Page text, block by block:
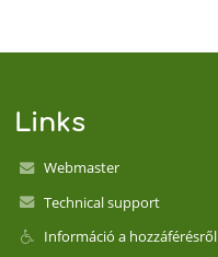
Links
Webmaster
Technical support
Információ a hozzáférésről